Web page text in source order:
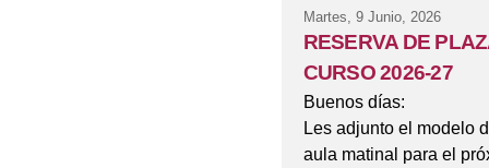
Martes, 9 Junio, 2026
RESERVA DE
CURSO 2026-27
Buenos días:
Les adjunto el modelo
aula matinal para el